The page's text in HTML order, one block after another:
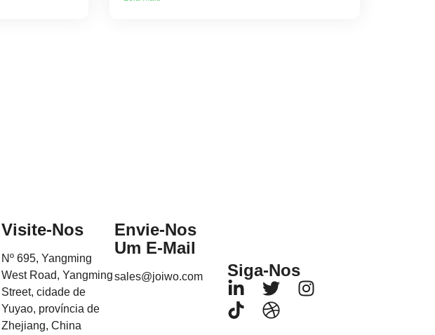
Visite-Nos
Nº 695, Yangming
West Road, Yangming
Street, cidade de
Yuyao, província de
Zhejiang, China
Envie-Nos
Um E-Mail
sales@joiwo.com Siga-Nos